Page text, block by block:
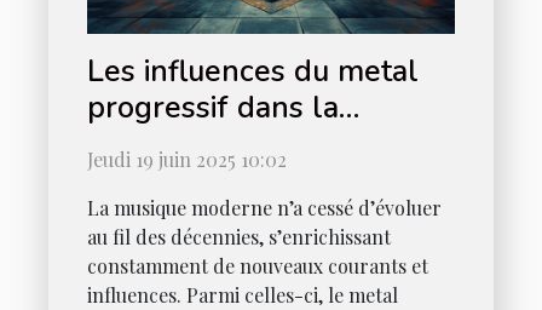
Les influences du metal
progressif dans la
musique moderne
Jeudi 19 juin 2025 10:02
La musique moderne n’a cessé d’évoluer
au fil des décennies, s’enrichissant
constamment de nouveaux courants et
influences. Parmi celles-ci, le metal